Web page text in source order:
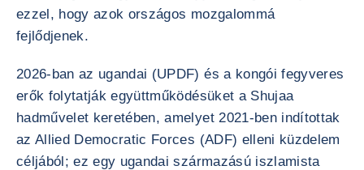
ezzel, hogy azok országos mozgalommá
fejlődjenek.
2026-ban az ugandai (UPDF) és a kongói fegyveres
erők folytatják együttműködésüket a Shujaa
hadművelet keretében, amelyet 2021-ben indítottak
az Allied Democratic Forces (ADF) elleni küzdelem
céljából; ez egy ugandai származású iszlamista